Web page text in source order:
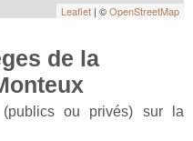
Leaflet | ©OpenStreetMap
de la
ou privés) sur la